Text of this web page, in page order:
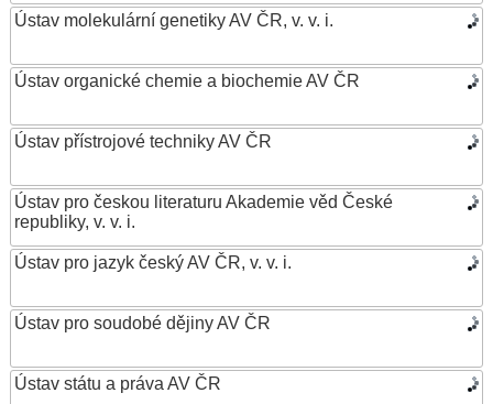
Ústav molekulární genetiky AV ČR, v. v. i.
Ústav organické chemie a biochemie AV ČR
Ústav přístrojové techniky AV ČR
Ústav pro českou literaturu Akademie věd České
republiky, v. v. i.
Ústav pro jazyk český AV ČR, v. v. i.
Ústav pro soudobé dějiny AV ČR
Ústav státu a práva AV ČR